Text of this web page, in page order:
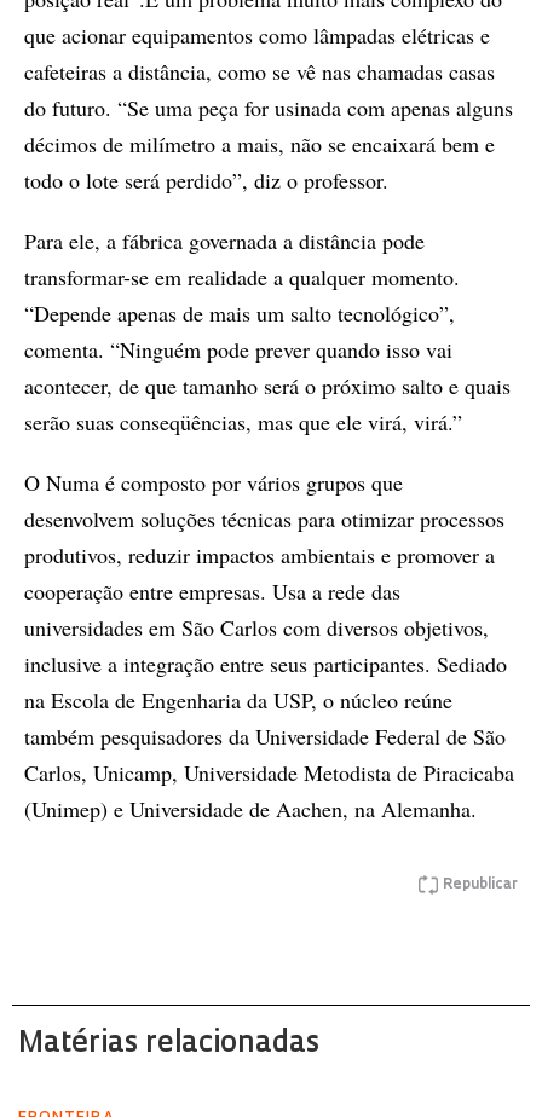
que acionar equipamentos como lâmpadas elétricas e
cafeteiras a distância, como se vê nas chamadas casas
do futuro. “Se uma peça for usinada com apenas alguns
décimos de milímetro a mais, não se encaixará bem e
todo o lote será perdido”, diz o professor.
Para ele, a fábrica governada a distância pode
transformar-se em realidade a qualquer momento.
“Depende apenas de mais um salto tecnológico”,
comenta. “Ninguém pode prever quando isso vai
acontecer, de que tamanho será o próximo salto e quais
serão suas conseqüências, mas que ele virá, virá.”
O Numa é composto por vários grupos que
desenvolvem soluções técnicas para otimizar processos
produtivos, reduzir impactos ambientais e promover a
cooperação entre empresas. Usa a rede das
universidades em São Carlos com diversos objetivos,
inclusive a integração entre seus participantes. Sediado
na Escola de Engenharia da USP, o núcleo reúne
também pesquisadores da Universidade Federal de São
Carlos, Unicamp, Universidade Metodista de Piracicaba
(Unimep) e Universidade de Aachen, na Alemanha.
Republicar